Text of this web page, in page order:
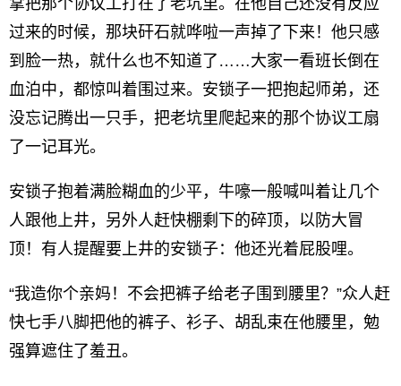
掌把那个协议工打在了老坑里。在他自己还没有反应
过来的时候，那块矸石就哗啦一声掉了下来！他只感
到脸一热，就什么也不知道了……大家一看班长倒在
血泊中，都惊叫着围过来。安锁子一把抱起师弟，还
没忘记腾出一只手，把老坑里爬起来的那个协议工扇
了一记耳光。
安锁子抱着满脸糊血的少平，牛嚎一般喊叫着让几个
人跟他上井，另外人赶快棚剩下的碎顶，以防大冒
顶！有人提醒要上井的安锁子：他还光着屁股哩。
“我造你个亲妈！不会把裤子给老子围到腰里？”众人赶
快七手八脚把他的裤子、衫子、胡乱束在他腰里，勉
强算遮住了羞丑。